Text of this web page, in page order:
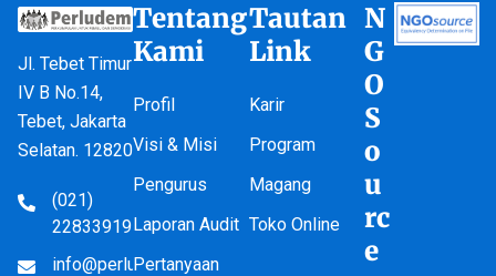
Jl. Tebet Timur
IV B No.14,
Tebet, Jakarta
Selatan. 12820
(021)
22833919
info@perludem.or.id
Tentang
Kami
Profil
Visi & Misi
Pengurus
Laporan Audit
Pertanyaan
Tautan
Link
Karir
Program
Magang
Toko Online
N
G
O
S
o
u
rc
e